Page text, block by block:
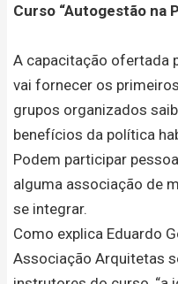
Curso “Autogestão na
A capacitação ofertada
vai fornecer os
grupos organizados
benefícios da política
Podem participar
alguma associação de
se integrar.
Como explica Eduardo
Associação Arquitetas